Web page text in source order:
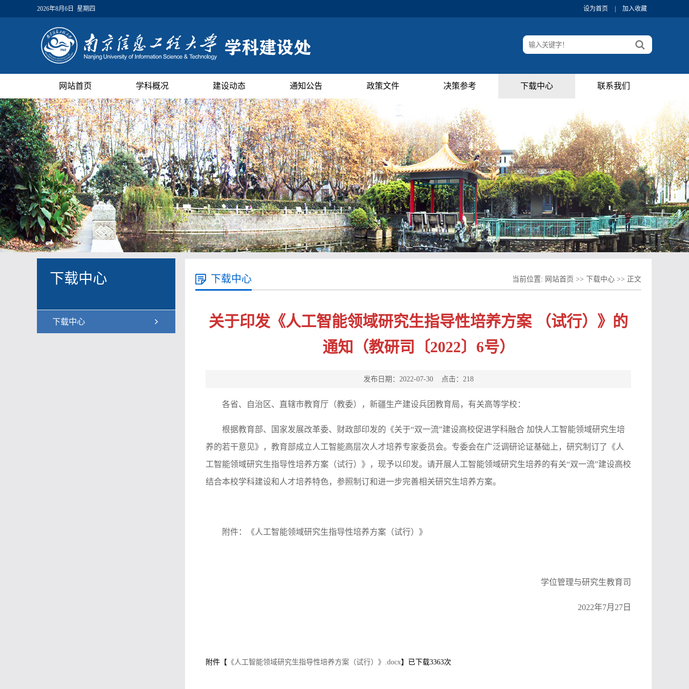
2026年8月6日 星期四 设为首页 加入收藏
网站首页 学科概况 建设动态 通知公告 政策文件 决策参考 下载中心 联系我们
下载中心
下载中心
下载中心 当前位置: 网站首页 >> 下载中心 >> 正文
关于印发《人工智能领域研究生指导性培养方案 （试行）》的
通知（教研司〔2022〕6号）
发布日期：2022-07-30 点击： 218
各省、自治区、直辖市教育厅（教委），新疆生产建设兵团教育局，有关高等学校：
根据教育部、国家发展改革委、财政部印发的《关于“双一流”建设高校促进学科融合 加快人工智能领域研究生培
养的若干意见》，教育部成立人工智能高层次人才培养专家委员会。专委会在广泛调研论证基础上，研究制订了《人
工智能领域研究生指导性培养方案（试行）》，现予以印发。请开展人工智能领域研究生培养的有关“双一流”建设高校
结合本校学科建设和人才培养特色，参照制订和进一步完善相关研究生培养方案。
附件：《人工智能领域研究生指导性培养方案（试行）》
学位管理与研究生教育司
2022年7月27日
附件【 《人工智能领域研究生指导性培养方案（试行）》.docx】已下载3363次